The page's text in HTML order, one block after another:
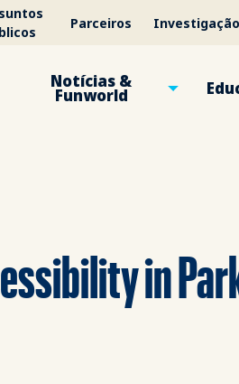
Parceiros Investigação
Notícias &
Funworld
in